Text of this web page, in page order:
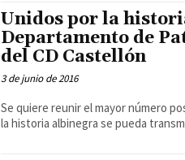
Unidos por la
Departamento de
del CD Castellón
3 de junio de 2016
Se quiere reunir el mayor número
la historia albinegra se pueda